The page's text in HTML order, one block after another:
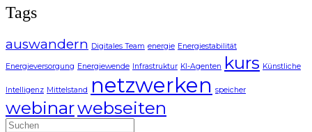
Tags
auswandern Digitales Team energie Energiestabilität
Energieversorgung Energiewende Infrastruktur KI-Agenten kurs Künstliche
Intelligenz Mittelstand netzwerken speicher
webinarwebseiten
Suchen